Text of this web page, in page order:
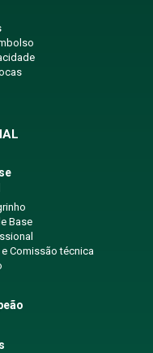
Base
Comissão técnica